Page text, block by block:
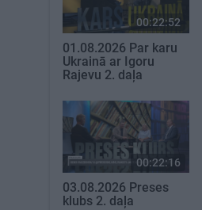
00:22:52
01.08.2026 Par karu
Ukrainā ar Igoru
Rajevu 2. daļa
00:22:16
03.08.2026 Preses
klubs 2. daļa